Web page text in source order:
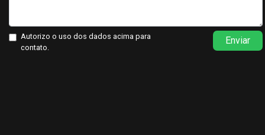
Autorizo o uso dos dados acima para
contato.
Enviar